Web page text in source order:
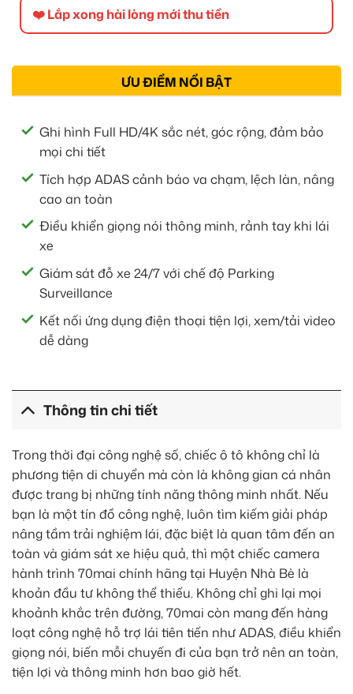
❤️ Lắp xong hài lòng mới thu tiền
ƯU ĐIỂM NỔI BẬT
Ghi hình Full HD/4K sắc nét, góc rộng, đảm bảo
mọi chi tiết
Tích hợp ADAS cảnh báo va chạm, lệch làn, nâng
cao an toàn
Điều khiển giọng nói thông minh, rảnh tay khi lái
xe
Giám sát đỗ xe 24/7 với chế độ Parking
Surveillance
Kết nối ứng dụng điện thoại tiện lợi, xem/tải video
dễ dàng
Thông tin chi tiết
Trong thời đại công nghệ số, chiếc ô tô không chỉ là
phương tiện di chuyển mà còn là không gian cá nhân
được trang bị những tính năng thông minh nhất. Nếu
bạn là một tín đồ công nghệ, luôn tìm kiếm giải pháp
nâng tầm trải nghiệm lái, đặc biệt là quan tâm đến an
toàn và giám sát xe hiệu quả, thì một chiếc camera
hành trình 70mai chính hãng tại Huyện Nhà Bè là
khoản đầu tư không thể thiếu. Không chỉ ghi lại mọi
khoảnh khắc trên đường, 70mai còn mang đến hàng
loạt công nghệ hỗ trợ lái tiên tiến như ADAS, điều khiển
giọng nói, biến mỗi chuyến đi của bạn trở nên an toàn,
tiện lợi và thông minh hơn bao giờ hết.